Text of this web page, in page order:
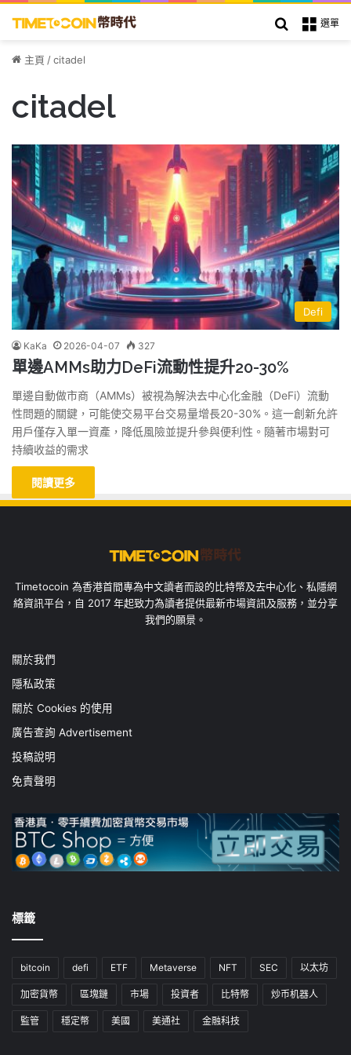
選單
搜索
主頁 /citadel
citadel
Defi
KaKa 2026-04-07 327
單邊AMMs助力DeFi流動性提升20-30%
單邊自動做市商（AMMs）被視為解決去中心化金融（DeFi）流動
性問題的關鍵，可能使交易平台交易量增長20-30%。這一創新允許
用戶僅存入單一資產，降低風險並提升參與便利性。隨著市場對可
持續收益的需求
閱讀更多
Timetocoin 為香港首間專為中文讀者而設的比特幣及去中心化、私隱網
絡資訊平台，自 2017 年起致力為讀者提供最新市場資訊及服務，並分享
我們的願景。
關於我們
隱私政策
關於 Cookies 的使用
廣告查詢 Advertisement
投稿說明
免責聲明
標籤
bitcoin defi ETF Metaverse NFT SEC 以太坊
加密貨幣 區塊鏈 市場 投資者 比特幣 炒币机器人
監管 穩定幣 美國 美通社 金融科技